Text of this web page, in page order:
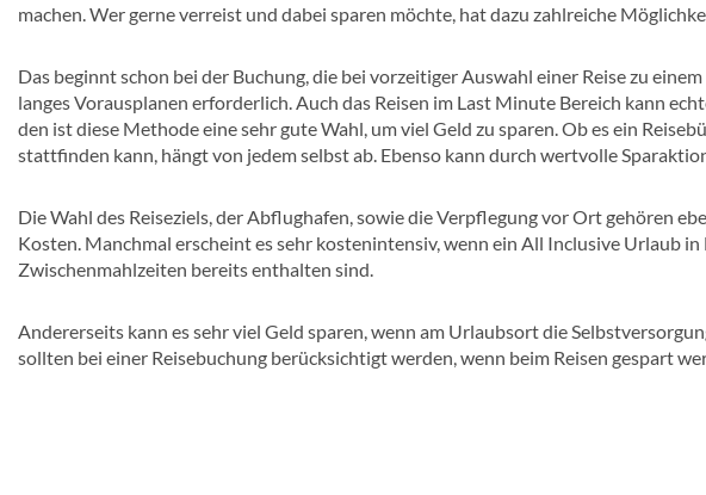
machen. Wer gerne verreist und dabei sparen möchte, hat dazu zahlreiche
Das beginnt schon bei der Buchung, die bei vorzeitiger Auswahl einer Reise zu
langes Vorausplanen erforderlich. Auch das Reisen im Last Minute Bereich kann
den ist diese Methode eine sehr gute Wahl, um viel Geld zu sparen. Ob es ein
stattfinden kann, hängt von jedem selbst ab. Ebenso kann durch wertvolle
Die Wahl des Reiseziels, der Abflughafen, sowie die Verpflegung vor Ort gehören
Kosten. Manchmal erscheint es sehr kostenintensiv, wenn ein All Inclusive Urlaub
Zwischenmahlzeiten bereits enthalten sind.
Andererseits kann es sehr viel Geld sparen, wenn am Urlaubsort die
sollten bei einer Reisebuchung berücksichtigt werden, wenn beim Reisen gespart